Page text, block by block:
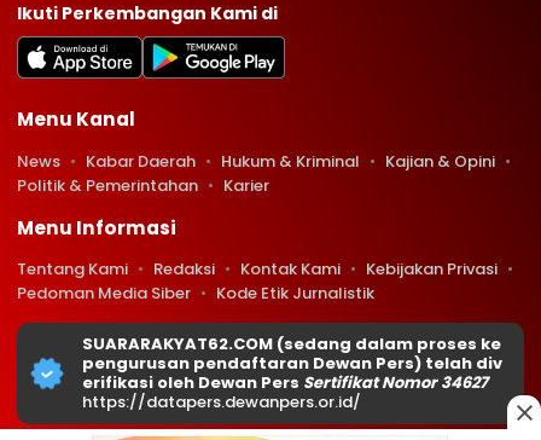
Ikuti Perkembangan Kami di
Menu Kanal
News Kabar Daerah Hukum & Kriminal
Kajian & Opini
Politik & Pemerintahan
Karier
Menu Informasi
Tentang Kami Redaksi Kontak Kami
Kebijakan Privasi
Pedoman Media Siber
Kode Etik Jurnalistik
SUARARAKYAT62.COM (sedang dalam proses ke
pengurusan pendaftaran Dewan Pers) telah div
erifikasi oleh Dewan Pers Sertifikat Nomor 34627
https://datapers.dewanpers.or.id/